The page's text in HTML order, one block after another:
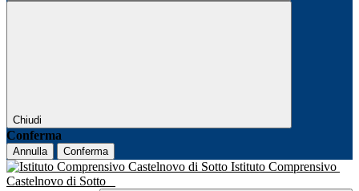
Chiudi
Conferma
Annulla Conferma
Istituto Comprensivo
Castelnovo di Sotto